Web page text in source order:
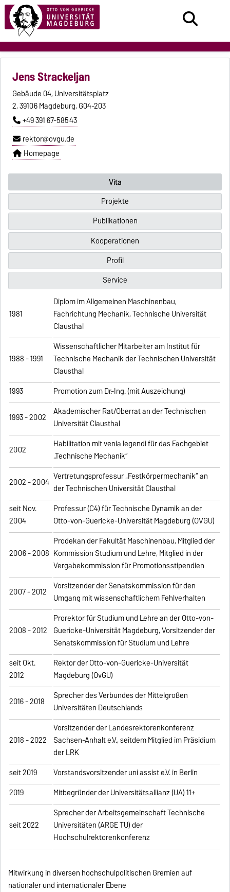
Jens Strackeljan
Gebäude 04, Universitätsplatz
2, 39106 Magdeburg, G04-203
+49 391 67-58543
rektor@ovgu.de
Homepage
Vita
Projekte
Publikationen
Kooperationen
Profil
Service
1981
Diplom im Allgemeinen Maschinenbau,
Fachrichtung Mechanik, Technische Universität
Clausthal
1988 - 1991
Wissenschaftlicher Mitarbeiter am Institut für
Technische Mechanik der Technischen Universität
Clausthal
1993
Promotion zum Dr.-Ing. (mit Auszeichung)
1993 - 2002
Akademischer Rat/Oberrat an der Technischen
Universität Clausthal
2002
Habilitation mit venia legendi für das Fachgebiet
„Technische Mechanik“
2002 - 2004 Vertretungsprofessur „Festkörpermechanik“ an
der Technischen Universität Clausthal
seit Nov.
2004
Professur (C4) für Technische Dynamik an der
Otto-von-Guericke-Universität Magdeburg (OVGU)
2006 - 2008
Prodekan der Fakultät Maschinenbau, Mitglied der
Kommission Studium und Lehre, Mitglied in der
Vergabekommission für Promotionsstipendien
2007 - 2012 Vorsitzender der Senatskommission für den
Umgang mit wissenschaftlichem Fehlverhalten
2008 - 2012
Prorektor für Studium und Lehre an der Otto-von-
Guericke-Universität Magdeburg, Vorsitzender der
Senatskommission für Studium und Lehre
seit Okt.
2012
Rektor der Otto-von-Guericke-Universität
Magdeburg (OvGU)
2016 - 2018
Sprecher des Verbundes der Mittelgroßen
Universitäten Deutschlands
2018 - 2022
Vorsitzender der Landesrektorenkonferenz
Sachsen-Anhalt e.V., seitdem Mitglied im Präsidium
der LRK
seit 2019
Vorstandsvorsitzender uni assist e.V. in Berlin
2019
Mitbegründer der Universitätsallianz (UA) 11+
seit 2022
Sprecher der Arbeitsgemeinschaft Technische
Universitäten (ARGE TU) der
Hochschulrektorenkonferenz
Mitwirkung in diversen hochschulpolitischen Gremien auf
nationaler und internationaler Ebene